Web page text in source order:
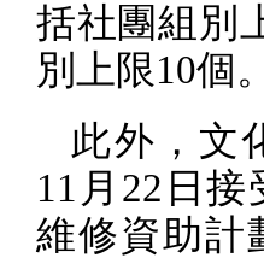
括社團組別
別上限10個。
此外，文
11 月 22 日
維修資助計